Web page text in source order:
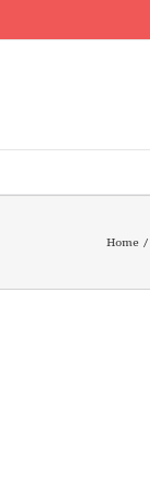
Home